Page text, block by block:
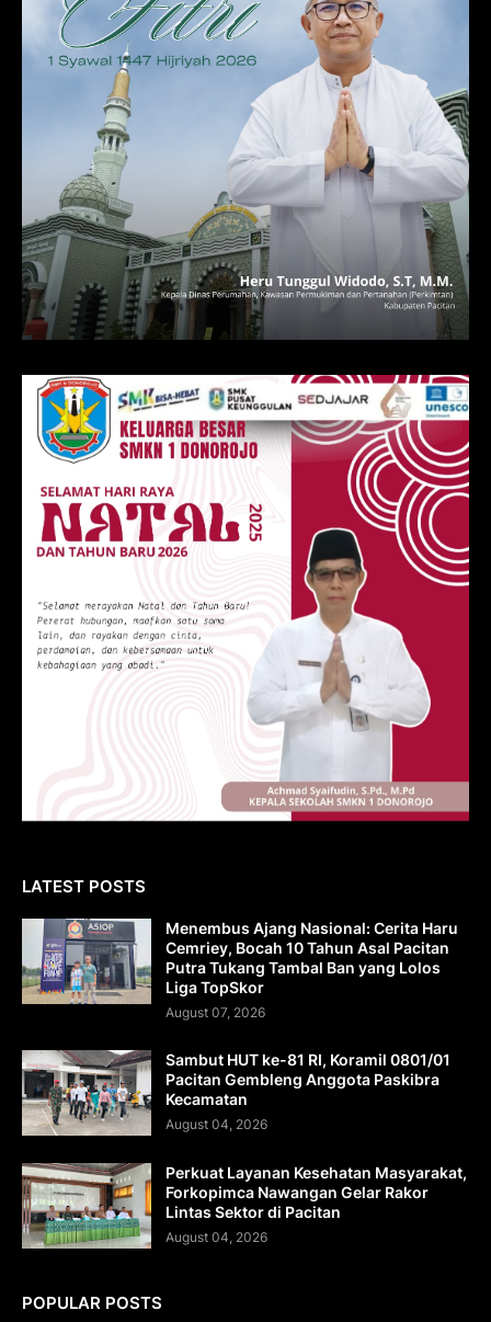
LATEST POSTS
Menembus Ajang Nasional: Cerita Haru
Cemriey, Bocah 10 Tahun Asal Pacitan
Putra Tukang Tambal Ban yang Lolos
Liga TopSkor
August 07, 2026
Sambut HUT ke-81 RI, Koramil 0801/01
Pacitan Gembleng Anggota Paskibra
Kecamatan
August 04, 2026
Perkuat Layanan Kesehatan Masyarakat,
Forkopimca Nawangan Gelar Rakor
Lintas Sektor di Pacitan
August 04, 2026
POPULAR POSTS